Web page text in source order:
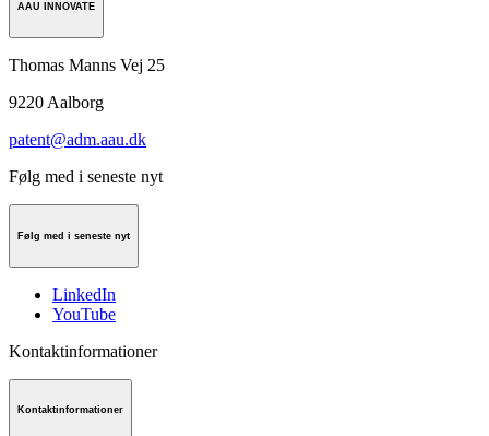
AAU INNOVATE
Thomas Manns Vej 25
9220 Aalborg
patent@adm.aau.dk
Følg med i seneste nyt
Følg med i seneste nyt
LinkedIn
YouTube
Kontaktinformationer
Kontaktinformationer